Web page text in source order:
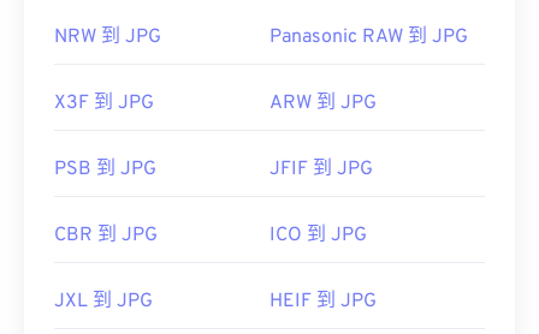
NRW 到 JPG Panasonic RAW 到 JPG
X3F 到 JPG ARW 到 JPG
PSB 到 JPG JFIF 到 JPG
CBR 到 JPG ICO 到 JPG
JXL 到 JPG HEIF 到 JPG